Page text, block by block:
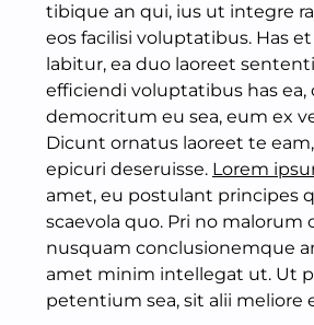
tibique an qui, ius ut integre
eos facilisi voluptatibus. Has
labitur, ea duo laoreet
efficiendi voluptatibus has
democritum eu sea, eum ex
Dicunt ornatus laoreet te eam,
epicuri deseruisse. Lorem
amet, eu postulant principes
scaevola quo. Pri no
nusquam conclusionemque
amet minim intellegat ut. Ut
petentium sea, sit alii meliore